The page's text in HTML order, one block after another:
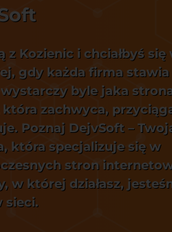
z Kozienic i chciałbyś
gdy każda firma stawia
byle jaka
zachwyca,
Poznaj DejvSoft –
która specjalizuje się w
stron
w której działasz,
sieci.